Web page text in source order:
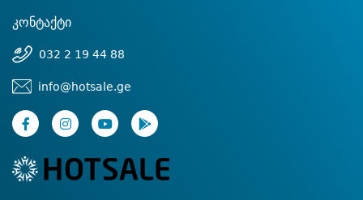
კონტაქტი
032 2 19 44 88
info@hotsale.ge